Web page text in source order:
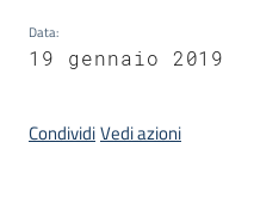
Contatti
Seguici
Data:
19 gennaio 2019
CondividiVedi azioni